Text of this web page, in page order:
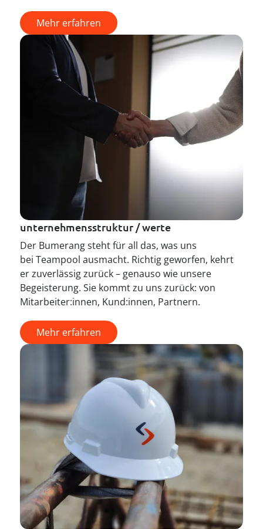
Mehr erfahren
unternehmensstruktur / werte
Der Bumerang steht für all das, was uns
bei Teampool ausmacht. Richtig geworfen, kehrt
er zuverlässig zurück – genauso wie unsere
Begeisterung. Sie kommt zu uns zurück: von
Mitarbeiter:innen, Kund:innen, Partnern.
Mehr erfahren